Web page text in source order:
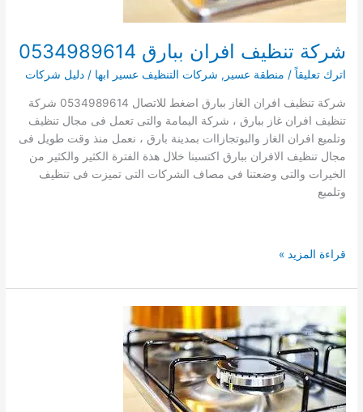
شركة تنظيف افران ببارق 0534989614
اترك تعليقاً / منطقة عسير , شركات التنظيف عسير ابها /دليل شركات
شركة تنظيف افران الغاز ببارق اضغط للاتصال 0534989614 شركة
تنظيف افران غاز ببارق ، شركة اليمامة والتى تعمل فى مجال تنظيف
وتلميع افران الغاز والبوتجازاات بمدينة بارق ، نعمل منذ وقت طويل فى
مجال تنظيف الافران ببارق اكتسبنا خلال هذة الفترة الكثير والكثير من
الخيرات والتى وضعتنا فى مصاف الشركات التى تميزت فى تنظيف
وتلميع
شركة
افران
ببارق
0534989614
قراءة المزيد »